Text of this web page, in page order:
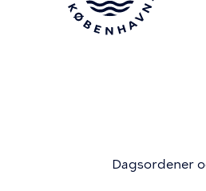
Dagsordener